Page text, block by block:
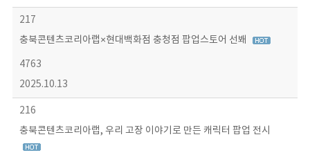
217
충북콘텐츠코리아랩×현대백화점 충청점 팝업스토어 선봬
4763
2025.10.13
216
충북콘텐츠코리아랩, 우리 고장 이야기로 만든 캐릭터 팝업 전시